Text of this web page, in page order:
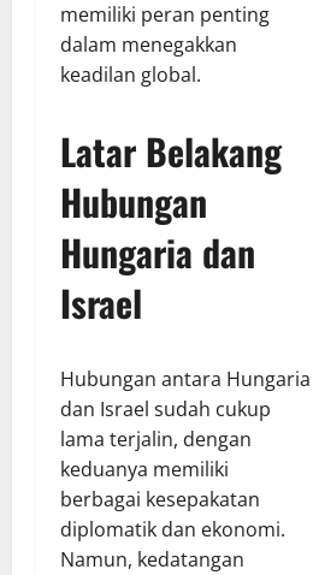
memiliki peran penting
dalam menegakkan
keadilan global.
Latar Belakang
Hubungan
Hungaria dan
Israel
Hubungan antara Hungaria
dan Israel sudah cukup
lama terjalin, dengan
keduanya memiliki
berbagai kesepakatan
diplomatik dan ekonomi.
Namun, kedatangan